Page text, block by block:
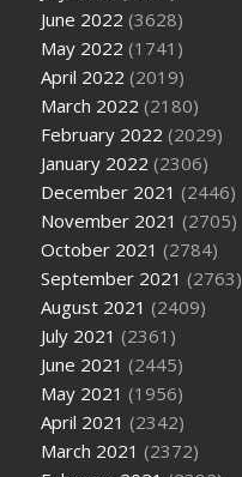
June 2022 (3628)
May 2022 (1741)
April 2022 (2019)
March 2022 (2180)
February 2022 (2029)
January 2022 (2306)
December 2021 (2446)
November 2021 (2705)
October 2021 (2784)
September 2021 (2763)
August 2021 (2409)
July 2021 (2361)
June 2021 (2445)
May 2021 (1956)
April 2021 (2342)
March 2021 (2372)